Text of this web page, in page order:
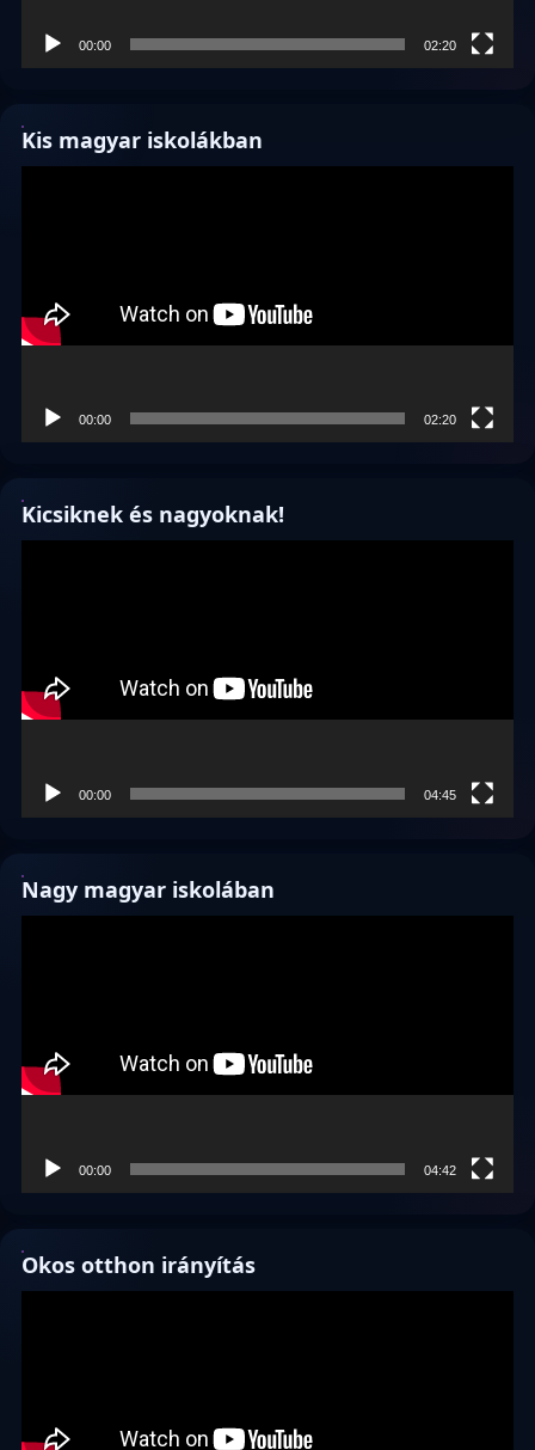
00:00 02:20
Kis magyar iskolákban
00:00 02:20
Kicsiknek és nagyoknak!
00:00 04:45
Nagy magyar iskolában
00:00 04:42
Okos otthon irányítás